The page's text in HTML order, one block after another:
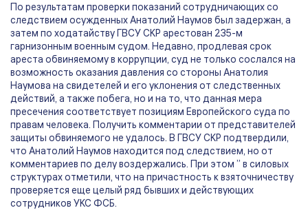
По результатам проверки показаний сотрудничающих со
следствием осужденных Анатолий Наумов был задержан, а
затем по ходатайству ГВСУ СКР арестован 235-м
гарнизонным военным судом. Недавно, продлевая срок
ареста обвиняемому в коррупции, суд не только сослался на
возможность оказания давления со стороны Анатолия
Наумова на свидетелей и его уклонения от следственных
действий, а также побега, но и на то, что данная мера
пресечения соответствует позициям Европейского суда по
правам человека. Получить комментарии от представителей
защиты обвиняемого не удалось. В ГВСУ СКР подтвердили,
что Анатолий Наумов находится под следствием, но от
комментариев по делу воздержались. При этом ” в силовых
структурах отметили, что на причастность к взяточничеству
проверяется еще целый ряд бывших и действующих
сотрудников УКС ФСБ.